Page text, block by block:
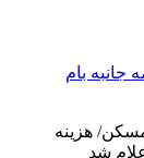
جانبه بام